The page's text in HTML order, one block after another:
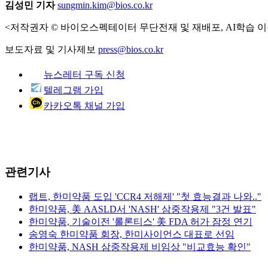
김성민 기자 sungmin.kim@bios.co.kr
<저작권자 © 바이오스펙테이터 무단전재 및 재배포, AI학습
보도자료 및 기사제보 press@bios.co.kr
뉴스레터 구독 신청
텔레그램 가입
카카오톡 채널 가입
관련기사
랩트, 한미약품 도입 'CCR4 저해제' "첫 효능결과 나와.."
한미약품, 美 AASLD서 'NASH' 삼중작용제 "3건 발표"
한미약품, 기술이전 '롤론티스' 美 FDA 허가 잠정 연기
송영숙 한미약품 회장, 한미사이언스 대표로 선임
한미약품, NASH 삼중작용제 비임상 "비교효능 확인"